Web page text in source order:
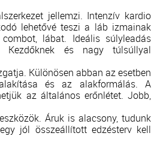
jellemzi. Intenzív kardio
lehetővé teszi a láb izmainak
lábat. Ideális súlyleadás
és nagy túlsúllyal
Különösen abban az esetben
és az alakformálás. A
az általános erőnlétet. Jobb,
Áruk is alacsony, tudunk
jól összeállított edzésterv kell